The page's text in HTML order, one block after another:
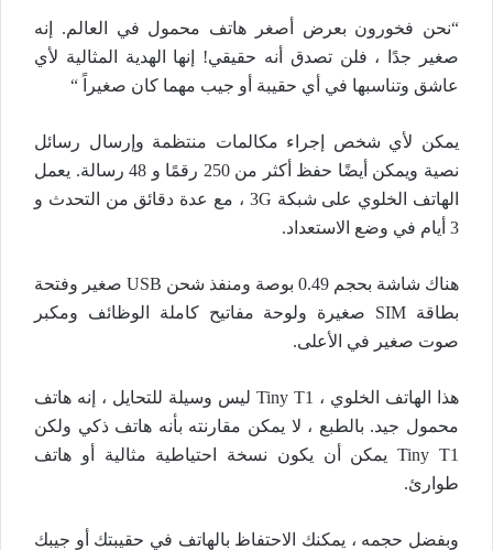
“نحن فخورون بعرض أصغر هاتف محمول في العالم. إنه
صغير جدًا ، فلن تصدق أنه حقيقي! إنها الهدية المثالية لأي
عاشق وتناسبها في أي حقيبة أو جيب مهما كان صغيراً “
يمكن لأي شخص إجراء مكالمات منتظمة وإرسال رسائل
نصية ويمكن أيضًا حفظ أكثر من 250 رقمًا و 48 رسالة. يعمل
الهاتف الخلوي على شبكة 3G ، مع عدة دقائق من التحدث و
3 أيام في وضع الاستعداد.
هناك شاشة بحجم 0.49 بوصة ومنفذ شحن USB صغير وفتحة
بطاقة SIM صغيرة ولوحة مفاتيح كاملة الوظائف ومكبر
صوت صغير في الأعلى.
هذا الهاتف الخلوي ، Tiny T1 ليس وسيلة للتحايل ، إنه هاتف
محمول جيد. بالطبع ، لا يمكن مقارنته بأنه هاتف ذكي ولكن
Tiny T1 يمكن أن يكون نسخة احتياطية مثالية أو هاتف
طوارئ.
وبفضل حجمه ، يمكنك الاحتفاظ بالهاتف في حقيبتك أو جيبك